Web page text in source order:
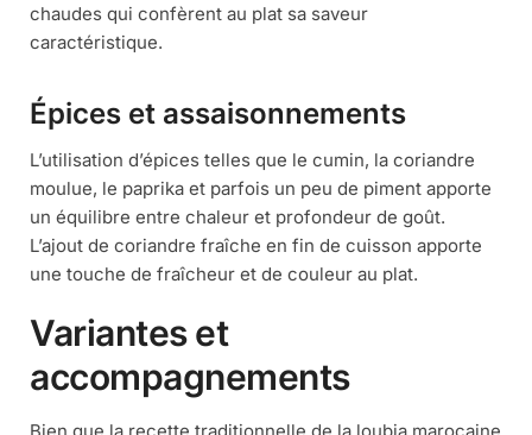
chaudes qui confèrent au plat sa saveur
caractéristique.
Épices et assaisonnements
L’utilisation d’épices telles que le cumin, la coriandre
moulue, le paprika et parfois un peu de piment apporte
un équilibre entre chaleur et profondeur de goût.
L’ajout de coriandre fraîche en fin de cuisson apporte
une touche de fraîcheur et de couleur au plat.
Variantes et
accompagnements